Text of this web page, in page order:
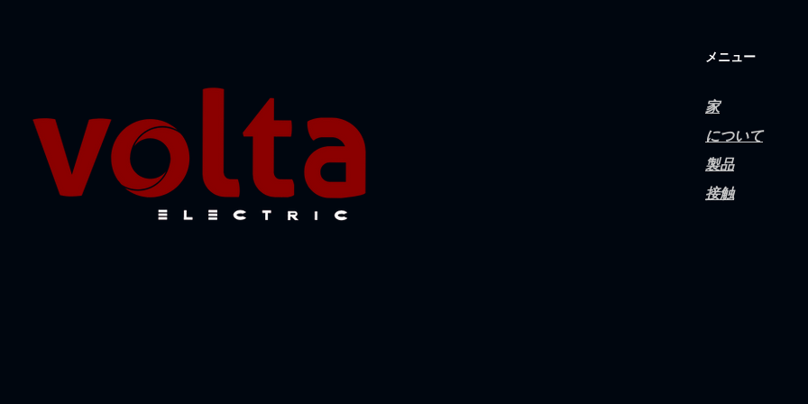
​メニュー
家
について
製品
接触